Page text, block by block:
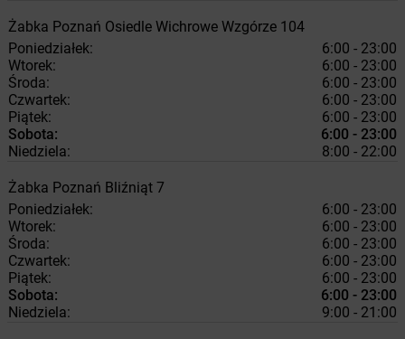
Żabka Poznań Osiedle Wichrowe Wzgórze 104
Poniedziałek:
6:00 - 23:00
Wtorek:
6:00 - 23:00
Środa:
6:00 - 23:00
Czwartek:
6:00 - 23:00
Piątek:
6:00 - 23:00
Sobota:
6:00 - 23:00
Niedziela:
8:00 - 22:00
Żabka Poznań Bliźniąt 7
Poniedziałek:
6:00 - 23:00
Wtorek:
6:00 - 23:00
Środa:
6:00 - 23:00
Czwartek:
6:00 - 23:00
Piątek:
6:00 - 23:00
Sobota:
6:00 - 23:00
Niedziela:
9:00 - 21:00